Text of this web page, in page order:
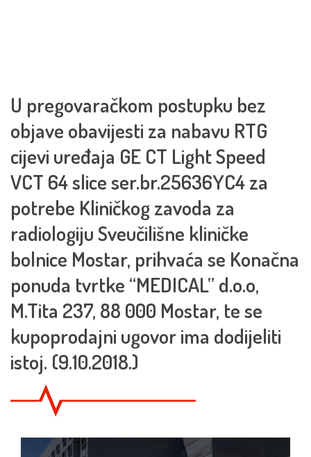
U pregovaračkom postupku bez
objave obavijesti za nabavu RTG
cijevi uređaja GE CT Light Speed
VCT 64 slice ser.br.25636YC4 za
potrebe Kliničkog zavoda za
radiologiju Sveučilišne kliničke
bolnice Mostar, prihvaća se Konačna
ponuda tvrtke “MEDICAL” d.o.o,
M.Tita 237, 88 000 Mostar, te se
kupoprodajni ugovor ima dodijeliti
istoj. (9.10.2018.)